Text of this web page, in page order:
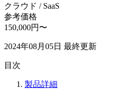
クラウド / SaaS
参考価格
150,000円〜
2024年08月05日 最終更新
目次
製品詳細